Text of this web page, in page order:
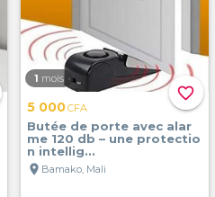
favorite_border
1 mois
5 000CFA
Butée de porte avec alar
me 120 db – une protectio
n intellig...
location_on Bamako, Mali